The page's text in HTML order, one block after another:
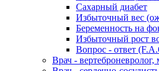
Сахарный диабет
Избыточный вес
Беременность на
Избыточный рост
Вопрос - ответ
Врач -